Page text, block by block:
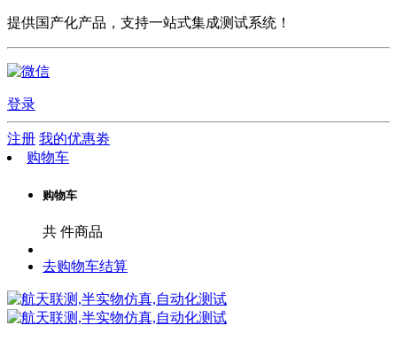
提供国产化产品，支持一站式集成测试系统！
登录
注册 我的优惠劵
购物车
购物车
共 件商品
去购物车结算